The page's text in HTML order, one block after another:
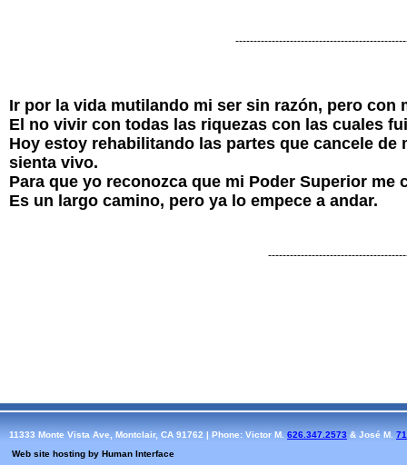
Ir por la vida mutilando mi ser sin razón, pero con
El no vivir con todas las riquezas con las cuales
Hoy estoy rehabilitando las partes que cancele
sienta vivo.
Para que yo reconozca que mi Poder Superior
Es un largo camino, pero ya lo empece a andar.
11333 Monte Vista Ave, Montclair, CA 91762 | Phone: Victor M. 626.347.2573 & José M.
Web site hosting by Human Interface